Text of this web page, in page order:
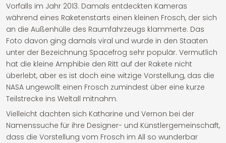
Vorfalls im Jahr 2013. Damals entdeckten Kameras
während eines Raketenstarts einen kleinen Frosch, der sich
an die Außenhülle des Raumfahrzeugs klammerte. Das
Foto davon ging damals viral und wurde in den Staaten
unter der Bezeichnung Spacefrog sehr populär. Vermutlich
hat die kleine Amphibie den Ritt auf der Rakete nicht
überlebt, aber es ist doch eine witzige Vorstellung, das die
NASA ungewollt einen Frosch zumindest über eine kurze
Teilstrecke ins Weltall mitnahm.
Vielleicht dachten sich Katharine und Vernon bei der
Namenssuche für ihre Designer- und Künstlergemeinschaft,
dass die Vorstellung vom Frosch im All so wunderbar